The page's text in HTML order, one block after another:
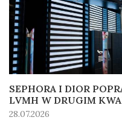
SEPHORA I DIOR
LVMH W DRUGIM
28.07.2026